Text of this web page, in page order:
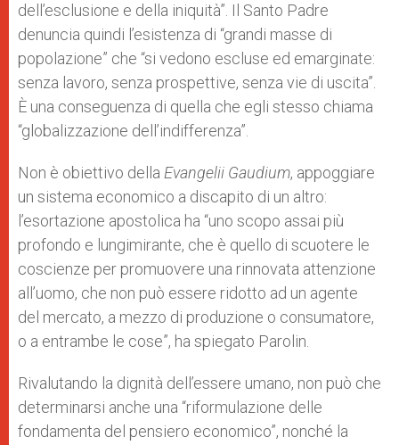
dell’esclusione e della iniquità”. Il Santo Padre
denuncia quindi l’esistenza di “grandi masse di
popolazione” che “si vedono escluse ed emarginate:
senza lavoro, senza prospettive, senza vie di uscita”.
È una conseguenza di quella che egli stesso chiama
“globalizzazione dell’indifferenza”.
Non è obiettivo della Evangelii Gaudium, appoggiare
un sistema economico a discapito di un altro:
l’esortazione apostolica ha “uno scopo assai più
profondo e lungimirante, che è quello di scuotere le
coscienze per promuovere una rinnovata attenzione
all’uomo, che non può essere ridotto ad un agente
del mercato, a mezzo di produzione o consumatore,
o a entrambe le cose”, ha spiegato Parolin.
Rivalutando la dignità dell’essere umano, non può che
determinarsi anche una “riformulazione delle
fondamenta del pensiero economico”, nonché la